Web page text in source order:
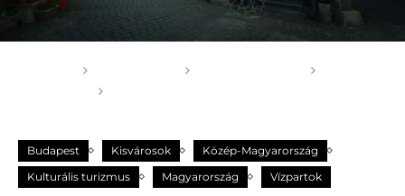
Budapest Kisvárosok
Közép-Magyarország
Kulturális turizmus
Magyarország Vízpartok